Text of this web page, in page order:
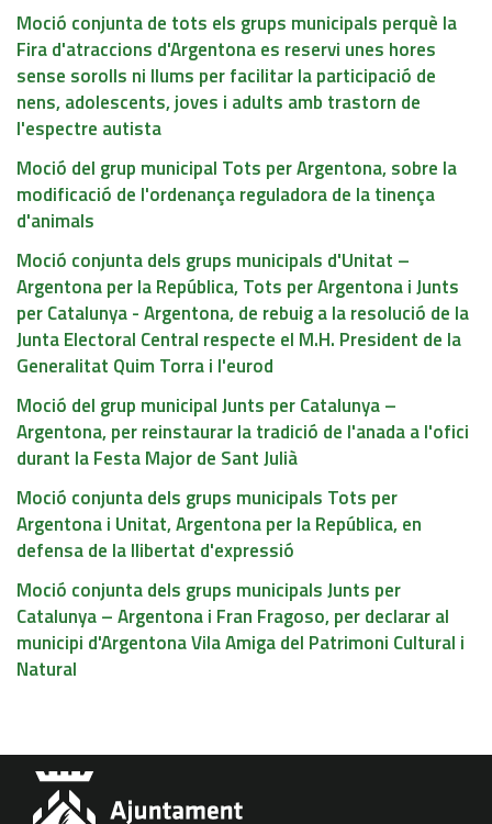
Moció conjunta de tots els grups municipals perquè la
Fira d'atraccions d'Argentona es reservi unes hores
sense sorolls ni llums per facilitar la participació de
nens, adolescents, joves i adults amb trastorn de
l'espectre autista
Moció del grup municipal Tots per Argentona, sobre la
modificació de l'ordenança reguladora de la tinença
d'animals
Moció conjunta dels grups municipals d'Unitat –
Argentona per la República, Tots per Argentona i Junts
per Catalunya - Argentona, de rebuig a la resolució de la
Junta Electoral Central respecte el M.H. President de la
Generalitat Quim Torra i l'eurod
Moció del grup municipal Junts per Catalunya –
Argentona, per reinstaurar la tradició de l'anada a l'ofici
durant la Festa Major de Sant Julià
Moció conjunta dels grups municipals Tots per
Argentona i Unitat, Argentona per la República, en
defensa de la llibertat d'expressió
Moció conjunta dels grups municipals Junts per
Catalunya – Argentona i Fran Fragoso, per declarar al
municipi d'Argentona Vila Amiga del Patrimoni Cultural i
Natural